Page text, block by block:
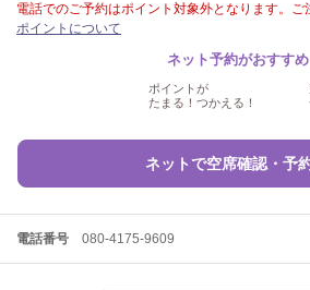
電話でのご予約はポイント対象外となります。ご
ポイントについて
ネット予約がおすすめ
ポイントが
たまる！つかえる！
ネットで空席確認・予
電話番号 080-4175-9609